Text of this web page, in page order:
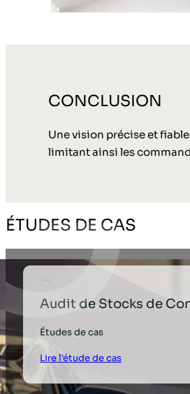
CONCLUSION
Une vision précise et
limitant ainsi les
ÉTUDES DE CAS
Audit de Stocks de
Études de cas
Lire l'étude de cas